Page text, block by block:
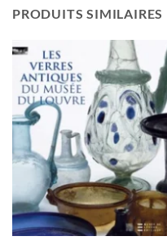
PRODUITS SIMILAIRES